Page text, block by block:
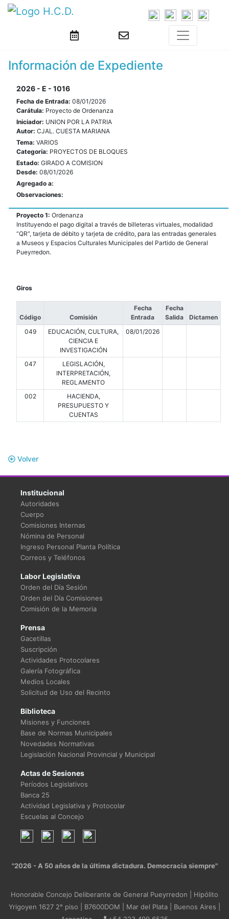
Información de Expediente
2026 - E - 1016
Fecha de Entrada: 08/01/2026
Carátula: Proyecto de Ordenanza
Iniciador: UNION POR LA PATRIA
Autor: CJAL. CUESTA MARIANA
Tema: VARIOS
Categoría: PROYECTOS DE BLOQUES
Estado: GIRADO A COMISION
Desde: 08/01/2026
Agregado a:
Observaciones:
Proyecto 1: Ordenanza
Instituyendo el pago digital a través de billeteras virtuales, modalidad
“QR”, tarjeta de débito y tarjeta de crédito, para las entradas generales
a Museos y Espacios Culturales Municipales del Partido de General
Pueyrredon.
Giros
Código Comisión
Fecha
Entrada
Fecha
Salida
Dictamen
049
EDUCACIÓN, CULTURA,
CIENCIA E
INVESTIGACIÓN
08/01/2026
047
LEGISLACIÓN,
INTERPRETACIÓN,
REGLAMENTO
002
HACIENDA,
PRESUPUESTO Y
CUENTAS
Volver
Institucional
Autoridades
Cuerpo
Comisiones Internas
Nómina de Personal
Ingreso Personal Planta Política
Correos y Teléfonos
Labor Legislativa
Orden del Día Sesión
Orden del Día Comisiones
Comisión de la Memoria
Prensa
Gacetillas
Suscripción
Actividades Protocolares
Galería Fotográfica
Medios Locales
Solicitud de Uso del Recinto
Biblioteca
Misiones y Funciones
Base de Normas Municipales
Novedades Normativas
Legislación Nacional Provincial y Municipal
Actas de Sesiones
Períodos Legislativos
Banca 25
Actividad Legislativa y Protocolar
Escuelas al Concejo
"2026 - A 50 años de la última dictadura. Democracia siempre"
Honorable Concejo Deliberante de General Pueyrredon | Hipólito
Yrigoyen 1627 2° piso | B7600DOM | Mar del Plata | Buenos Aires |